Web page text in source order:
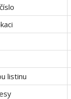
listinu